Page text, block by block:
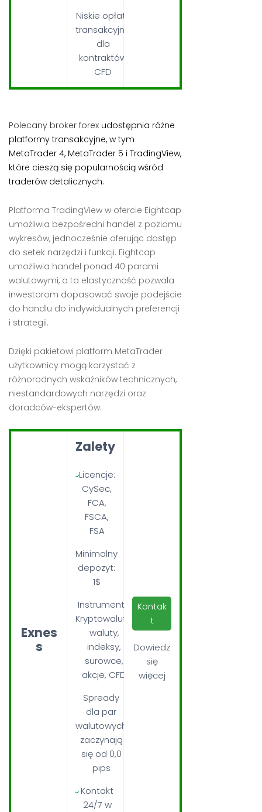
Niskie opłaty
transakcyjne
dla
kontraktów
CFD
Polecany broker forex udostępnia różne
platformy transakcyjne, w tym
MetaTrader 4, MetaTrader 5 i TradingView,
które cieszą się popularnością wśród
traderów detalicznych.
Platforma TradingView w ofercie Eightcap
umożliwia bezpośredni handel z poziomu
wykresów, jednocześnie oferując dostęp
do setek narzędzi i funkcji. Eightcap
umożliwia handel ponad 40 parami
walutowymi, a ta elastyczność pozwala
inwestorom dopasować swoje podejście
do handlu do indywidualnych preferencji
i strategii.
Dzięki pakietowi platform MetaTrader
użytkownicy mogą korzystać z
różnorodnych wskaźników technicznych,
niestandardowych narzędzi oraz
doradców-ekspertów.
Exnes
s
Zalety
Licencje:
CySec,
FCA,
FSCA,
FSA
Minimalny
depozyt:
1$
Instrumenty:
Kryptowaluty,
waluty,
indeksy,
surowce,
akcje, CFD
Spready
dla par
walutowych
zaczynają
się od 0,0
pips
Kontakt
24/7 w
Kontak
t
Dowiedz
się
więcej